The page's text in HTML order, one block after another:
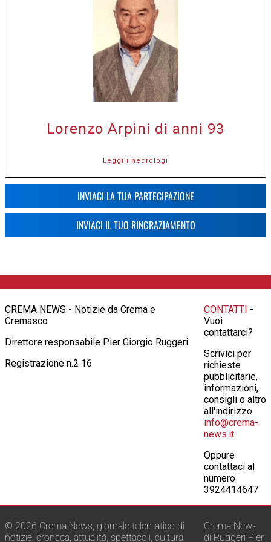
Lorenzo Arpini di anni 93
Leggi i necrologi
INVIACI LA TUA PARTECIPAZIONE
INVIACI IL TUO RINGRAZIAMENTO
CREMA NEWS - Notizie da Crema e
Cremasco
Direttore responsabile Pier Giorgio Ruggeri
Registrazione n.2 16
CONTATTI -
Vuoi
contattarci?
Scrivici per
richieste
pubblicitarie,
informazioni,
consigli o altro
all'indirizzo
info@crema-
news.it
Oppure
contattaci al
numero
3924414647
© 2026 Crema News, giornale telematico di
notizie, cronaca, attualità, spettacoli, cultura
Crema News
di Ruggeri Pier